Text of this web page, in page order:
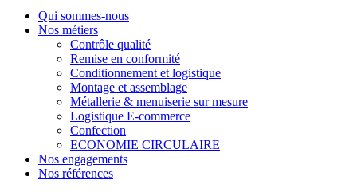
Qui sommes-nous
Nos métiers
Contrôle qualité
Remise en conformité
Conditionnement et logistique
Montage et assemblage
Métallerie & menuiserie sur mesure
Logistique E-commerce
Confection
ECONOMIE CIRCULAIRE
Nos engagements
Nos références